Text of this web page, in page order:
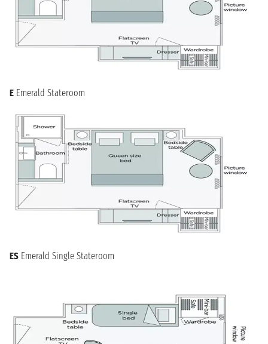
sabato 15 maggio 2027
n.d.
PARIGI
E Emerald Stateroom
ES Emerald Single Stateroom